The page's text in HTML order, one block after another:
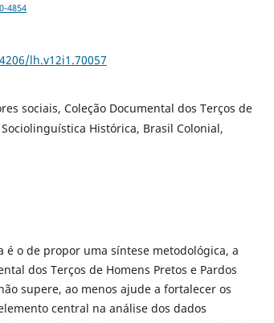
4854
lh.v12i1.70057
sociais, Coleção Documental dos Terços de
Histórica, Brasil Colonial,
é o de propor uma síntese metodológica, a
dos Terços de Homens Pretos e Pardos
supere, ao menos ajude a fortalecer os
central na análise dos dados